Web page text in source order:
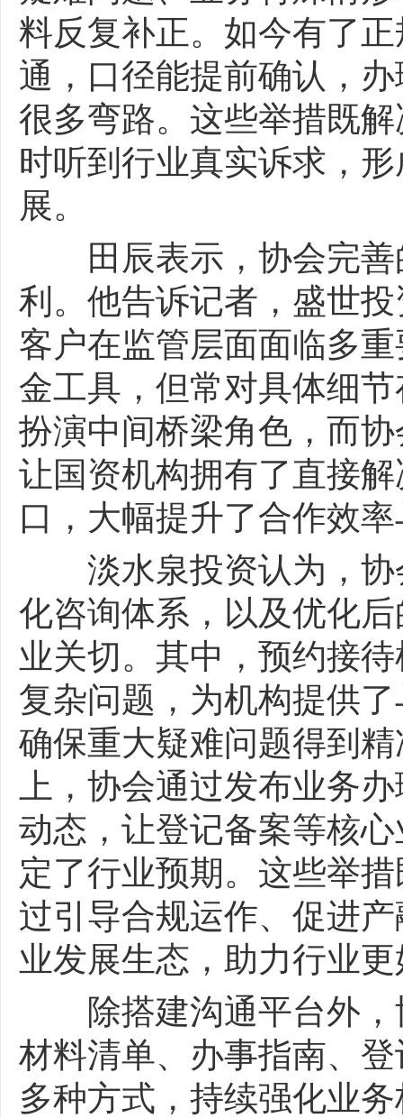
料反复补正。如今有了
通，口径能提前确认，
很多弯路。这些举措既
时听到行业真实诉求，
展。
田辰表示，协会完善
利。他告诉记者，盛世
客户在监管层面面临多
金工具，但常对具体细
扮演中间桥梁角色，而
让国资机构拥有了直接
口，大幅提升了合作效
淡水泉投资认为，协
化咨询体系，以及优化
业关切。其中，预约接
复杂问题，为机构提供
确保重大疑难问题得到
上，协会通过发布业务
动态，让登记备案等核
定了行业预期。这些举
过引导合规运作、促进
业发展生态，助力行业
除搭建沟通平台外，
材料清单、办事指南、
多种方式，持续强化业